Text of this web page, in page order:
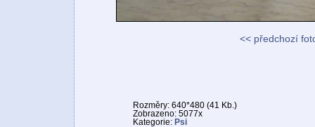
<< předchozí
Rozměry: 640*480 (41 Kb.)
Zobrazeno: 5077x
Kategorie: Psi